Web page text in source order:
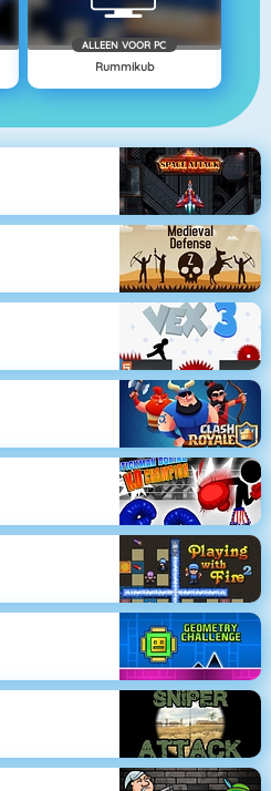
ALLEEN VOOR PC
Rummikub